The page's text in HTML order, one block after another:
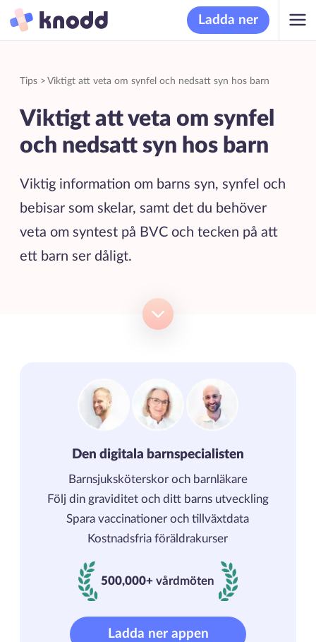
Ladda ner
Tips> Viktigt att veta om synfel och nedsatt syn hos barn
Viktigt att veta om synfel
och nedsatt syn hos barn
Viktig information om barns syn, synfel och
bebisar som skelar, samt det du behöver
veta om syntest på BVC och tecken på att
ett barn ser dåligt.
Den digitala barnspecialisten
Barnsjuksköterskor och barnläkare
Följ din graviditet och ditt barns utveckling
Spara vaccinationer och tillväxtdata
Kostnadsfria föräldrakurser
500000+ vårdmöten
500,000+ vårdmöten
Ladda ner appen